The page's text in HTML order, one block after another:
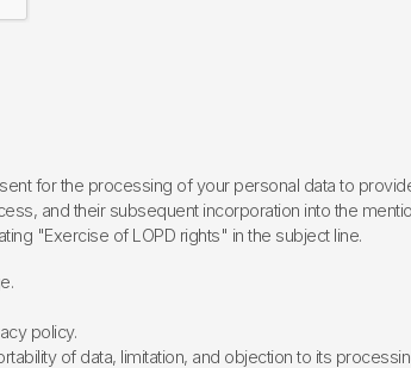
for the processing of your personal data to
and their subsequent incorporation into the
"Exercise of LOPD rights" in the subject line.
policy.
of data, limitation, and objection to its